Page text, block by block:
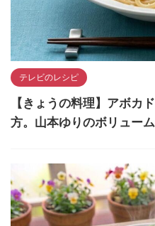
テレビのレシピ
【きょうの料理】アボカ
方。山本ゆりのボリュー